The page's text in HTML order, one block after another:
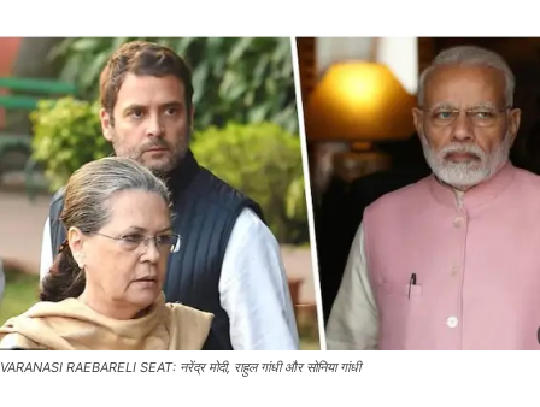
VARANASI RAEBARELI SEAT: नरेंद्र मोदी, राहुल गांधी और सोनिया गांधी